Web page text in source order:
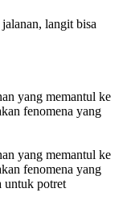
langit bisa
yang memantul ke
fenomena yang
yang memantul ke
fenomena yang
untuk potret